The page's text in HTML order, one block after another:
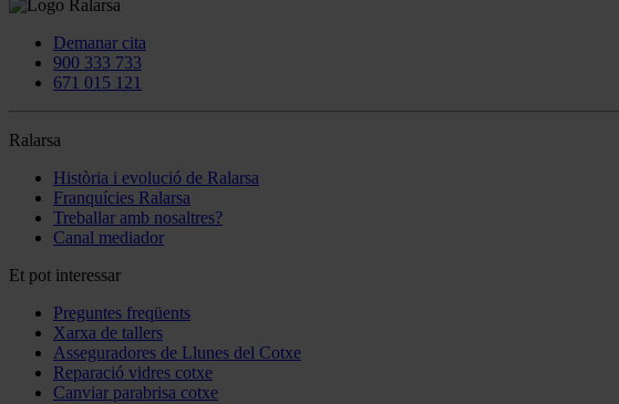
Demanar cita
900 333 733
671 015 121
Ralarsa
Història i evolució de Ralarsa
Franquícies Ralarsa
Treballar amb nosaltres?
Canal mediador
Et pot interessar
Preguntes freqüents
Xarxa de tallers
Asseguradores de Llunes del Cotxe
Reparació vidres cotxe
Canviar parabrisa cotxe